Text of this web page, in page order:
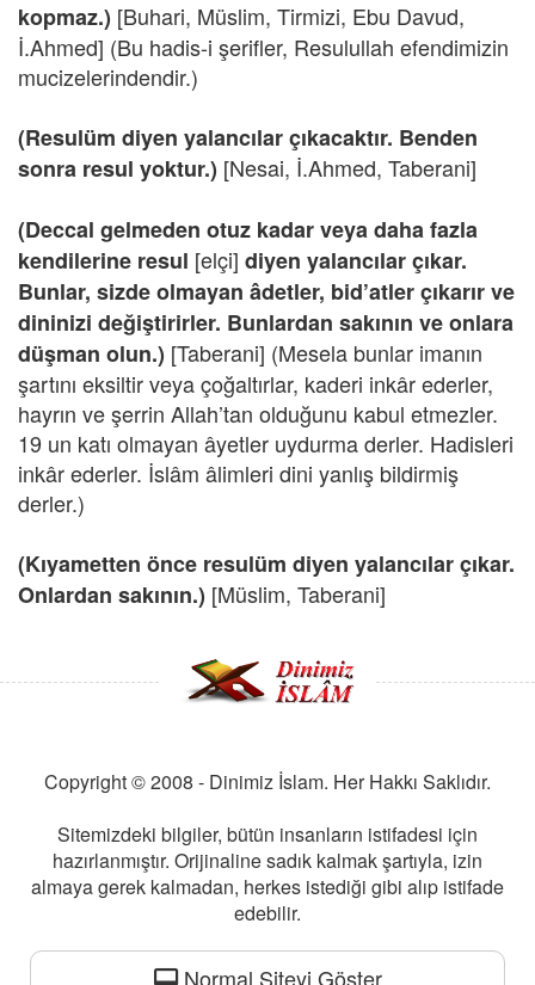
kopmaz.) [Buhari, Müslim, Tirmizi, Ebu Davud,
İ.Ahmed] (Bu hadis-i şerifler, Resulullah efendimizin
mucizelerindendir.)
(Resulüm diyen yalancılar çıkacaktır. Benden
sonra resul yoktur.) [Nesai, İ.Ahmed, Taberani]
(Deccal gelmeden otuz kadar veya daha fazla
kendilerine resul [elçi] diyen yalancılar çıkar.
Bunlar, sizde olmayan âdetler, bid’atler çıkarır ve
dininizi değiştirirler. Bunlardan sakının ve onlara
düşman olun.) [Taberani] (Mesela bunlar imanın
şartını eksiltir veya çoğaltırlar, kaderi inkâr ederler,
hayrın ve şerrin Allah’tan olduğunu kabul etmezler.
19 un katı olmayan âyetler uydurma derler. Hadisleri
inkâr ederler. İslâm âlimleri dini yanlış bildirmiş
derler.)
(Kıyametten önce resulüm diyen yalancılar çıkar.
Onlardan sakının.) [Müslim, Taberani]
Copyright © 2008 - Dinimiz İslam. Her Hakkı Saklıdır.
Sitemizdeki bilgiler, bütün insanların istifadesi için
hazırlanmıştır. Orijinaline sadık kalmak şartıyla, izin
almaya gerek kalmadan, herkes istediği gibi alıp istifade
edebilir.
Normal Siteyi Göster